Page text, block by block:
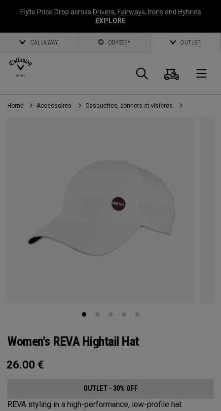
Elyte Price Drop across Drivers, Fairways, Irons and Hybrids
EXPLORE
CALLAWAY ODYSSEY OUTLET
Panier
Home Accessoires Casquettes, bonnets et visières
Women's REVA Hightail Hat
26.00 €
OUTLET - 30% OFF
REVA styling in a high-performance, low-profile hat